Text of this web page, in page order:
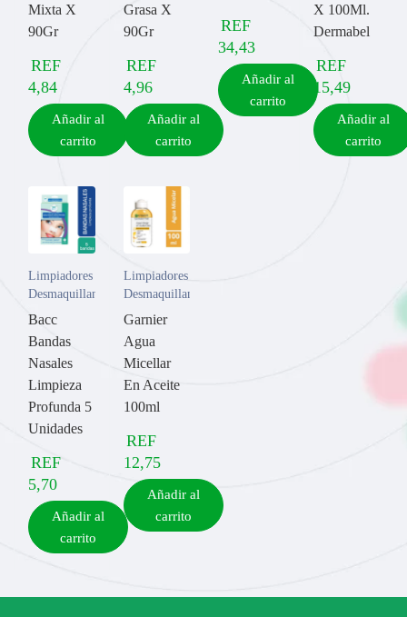
Mixta X
90Gr
REF
4,84
Añadir al
carrito
Grasa X
90Gr
REF
4,96
Añadir al
carrito
REF
34,43
Añadir al
carrito
X 100Ml.
Dermabel
REF
15,49
Añadir al
carrito
Limpiadores y
Desmaquillantes
Bacc
Bandas
Nasales
Limpieza
Profunda 5
Unidades
REF
5,70
Añadir al
carrito
Limpiadores y
Desmaquillantes
Garnier
Agua
Micellar
En Aceite
100ml
REF
12,75
Añadir al
carrito